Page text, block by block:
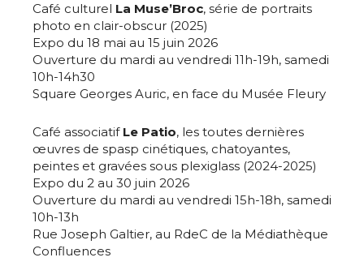
Café culturel La Muse’Broc, série de portraits
photo en clair-obscur (2025)
Expo du 18 mai au 15 juin 2026
Ouverture du mardi au vendredi 11h-19h, samedi
10h-14h30
Square Georges Auric, en face du Musée Fleury
Café associatif Le Patio, les toutes dernières
œuvres de spasp cinétiques, chatoyantes,
peintes et gravées sous plexiglass (2024-2025)
Expo du 2 au 30 juin 2026
Ouverture du mardi au vendredi 15h-18h, samedi
10h-13h
Rue Joseph Galtier, au RdeC de la Médiathèque
Confluences